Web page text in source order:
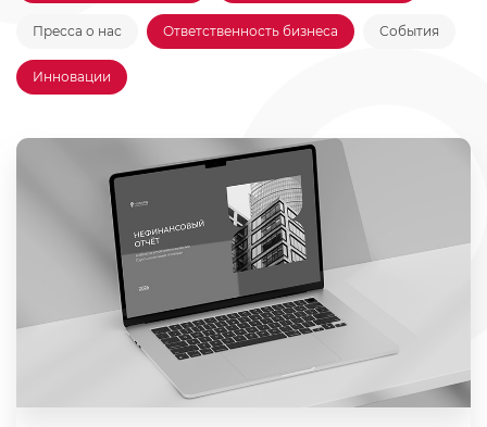
Пресса о нас Ответственность бизнеса События
Инновации